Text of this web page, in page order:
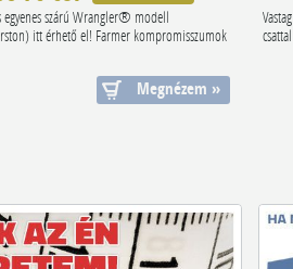
egyenes szárú Wrangler® modell
itt érhető el! Farmer kompromisszumok
Megnézem »